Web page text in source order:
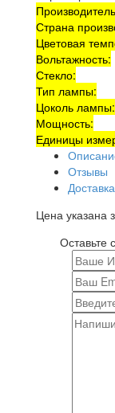
Страна
Цветовая
Вольтажность:
Стекло:
Тип лампы:
Цоколь лампы:
Мощность:
Единицы
Отзывы
Доставка
Цена указана
Оставьте